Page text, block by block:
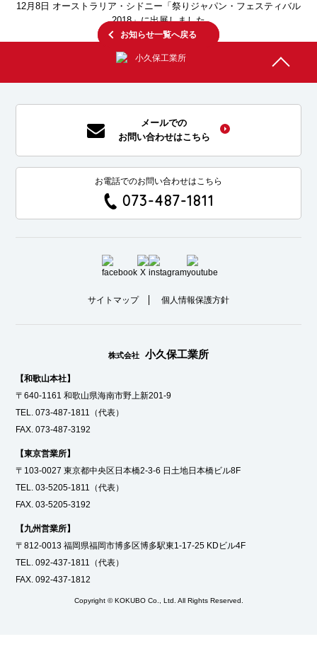
12月8日 オーストラリア・シドニー「祭りジャパン・フェスティバル
2018」に出展しました
お知らせ一覧へ戻る
メールでの
お問い合わせはこちら
お電話でのお問い合わせはこちら
073-487-1811
サイトマップ 個人情報保護方針
株式会社 小久保工業所
【和歌山本社】
〒640-1161 和歌山県海南市野上新201-9
TEL.073-487-1811 （代表）
FAX. 073-487-3192
【東京営業所】
〒103-0027 東京都中央区日本橋2-3-6 日土地日本橋ビル8F
TEL.03-5205-1811 （代表）
FAX. 03-5205-3192
【九州営業所】
〒812-0013 福岡県福岡市博多区博多駅東1-17-25 KDビル4F
TEL.092-437-1811 （代表）
FAX. 092-437-1812
Copyright © KOKUBO Co., Ltd. All Rights Reserved.